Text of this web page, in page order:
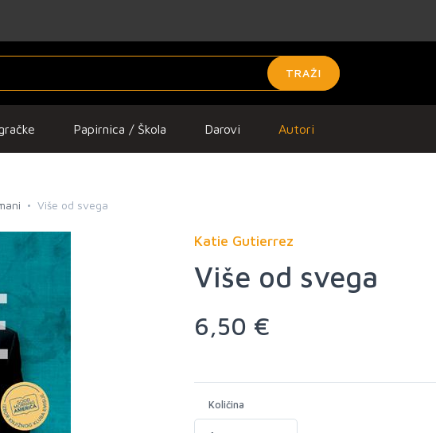
TRAŽI
Papirnica / Škola Darovi Autori
Više od svega
Katie Gutierrez
Više od svega
6,50 €
Količina